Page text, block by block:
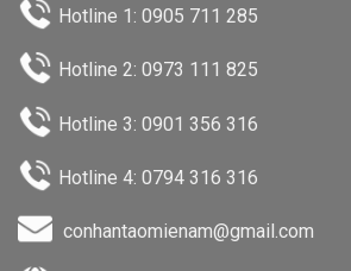
Hotline 1: 0905 711 285
Hotline 2: 0973 111 825
Hotline 3: 0901 356 316
Hotline 4: 0794 316 316
conhantaomienam@gmail.com